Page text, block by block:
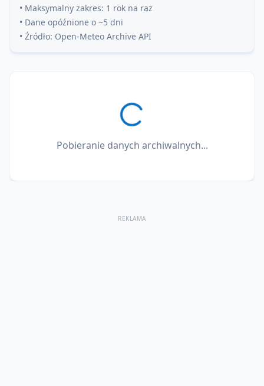
• Maksymalny zakres: 1 rok na raz
• Dane opóźnione o ~5 dni
• Źródło: Open-Meteo Archive API
Pobieranie danych archiwalnych...
REKLAMA